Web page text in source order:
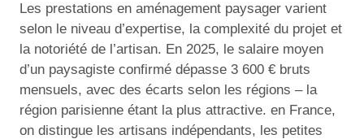
Les prestations en aménagement paysager varient
selon le niveau d’expertise, la complexité du projet et
la notoriété de l’artisan. En 2025, le salaire moyen
d’un paysagiste confirmé dépasse 3 600 € bruts
mensuels, avec des écarts selon les régions – la
région parisienne étant la plus attractive. en France,
on distingue les artisans indépendants, les petites